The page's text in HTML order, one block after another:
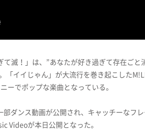
滅！」は、”あなたが好き過ぎて存在ごと
「イイじゃん」が大流行を巻き起こした
ーでポップな楽曲となっている。
ダンス動画が公開され、キャッチーなフ
Videoが本日公開となった。